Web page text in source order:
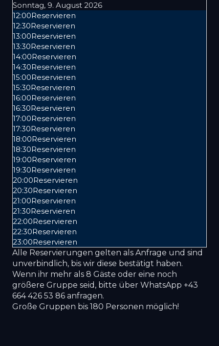
Alle Reservierungen gelten als Anfrage und sind
unverbindlich, bis wir diese bestätigt haben.
Wenn ihr mehr als 8 Gäste oder eine noch
größere Gruppe seid, bitte über WhatsApp +43
664 426 53 86 anfragen.
Große Gruppen bis 180 Personen möglich!
Sonntag, 9. August 2026
12:00Reservieren
12:30Reservieren
13:00Reservieren
13:30Reservieren
14:00Reservieren
14:30Reservieren
15:00Reservieren
15:30Reservieren
16:00Reservieren
16:30Reservieren
17:00Reservieren
17:30Reservieren
18:00Reservieren
18:30Reservieren
19:00Reservieren
19:30Reservieren
20:00Reservieren
20:30Reservieren
21:00Reservieren
21:30Reservieren
22:00Reservieren
22:30Reservieren
23:00Reservieren